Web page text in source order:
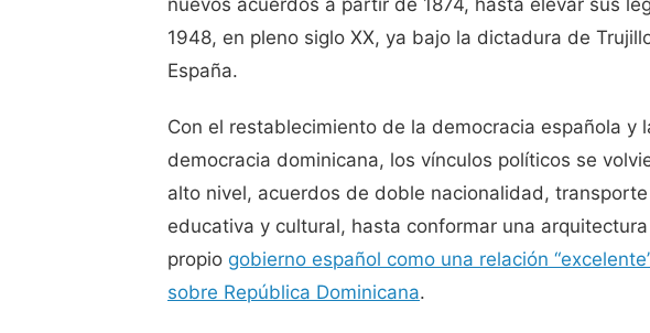
nuevos acuerdos a partir de 1874, hasta elevar sus
1948, en pleno siglo XX, ya bajo la dictadura de
España.
Con el restablecimiento de la democracia española y
democracia dominicana, los vínculos políticos se
alto nivel, acuerdos de doble nacionalidad,
educativa y cultural, hasta conformar una
propio gobierno español como una relación
sobre República Dominicana.